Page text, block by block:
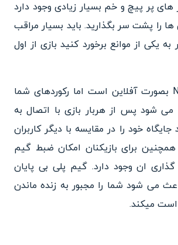
های پر پیچ و خم بسیار زیادی وجود دارد
ها را پشت سر بگذارید. باید بسیار مراقب
یکی از موانع برخورد کنید بازی از اول
بازی No Humanity بصورت آفلاین است اما رکوردهای شما
شود پس از هربار بازی با اتصال به
جایگاه خود را در مقایسه با دیگر کاربران
برای بازیکنان امکان ضبط گیم
ان وجود دارد. گیم پلی بی پایان
می شود شما را مجبور به زنده ماندن
است میکند.